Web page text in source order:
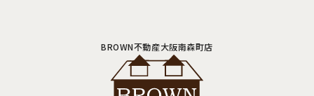
BROWN不動産大阪南森町店